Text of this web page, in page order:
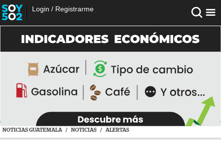
Login / Registrarme
NOTICIAS GUATEMALA / NOTICIAS / ALERTAS